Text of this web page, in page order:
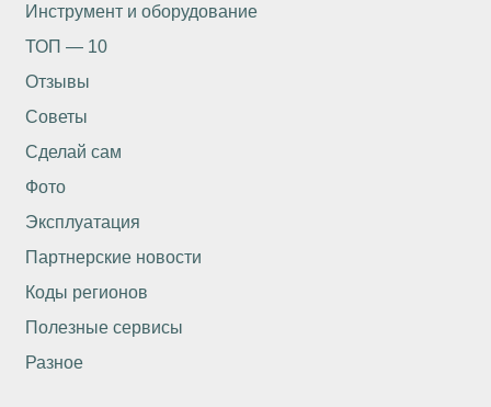
Инструмент и оборудование
ТОП — 10
Отзывы
Советы
Сделай сам
Фото
Эксплуатация
Партнерские новости
Коды регионов
Полезные сервисы
Разное